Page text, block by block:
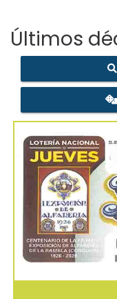
Últimos